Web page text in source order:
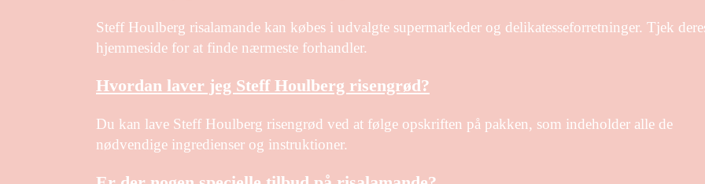
Steff Houlberg risalamande kan købes i udvalgte supermarkeder og delikatesseforretninger. Tjek
hjemmeside for at finde nærmeste forhandler.
Hvordan laver jeg Steff Houlberg risengrød?
Du kan lave Steff Houlberg risengrød ved at følge opskriften på pakken, som indeholder alle de
nødvendige ingredienser og instruktioner.